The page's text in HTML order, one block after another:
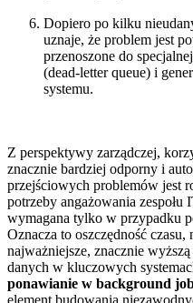
Dopiero po kilku
uznaje, że problem jest
przenoszone do
(dead-letter queue) i
systemu.
Z perspektywy zarządczej,
znacznie bardziej odporny i
przejściowych problemów jest
potrzeby angażowania
wymagana tylko w przypadku
Oznacza to oszczędność
najważniejsze, znacznie
danych w kluczowych
ponawianie w background